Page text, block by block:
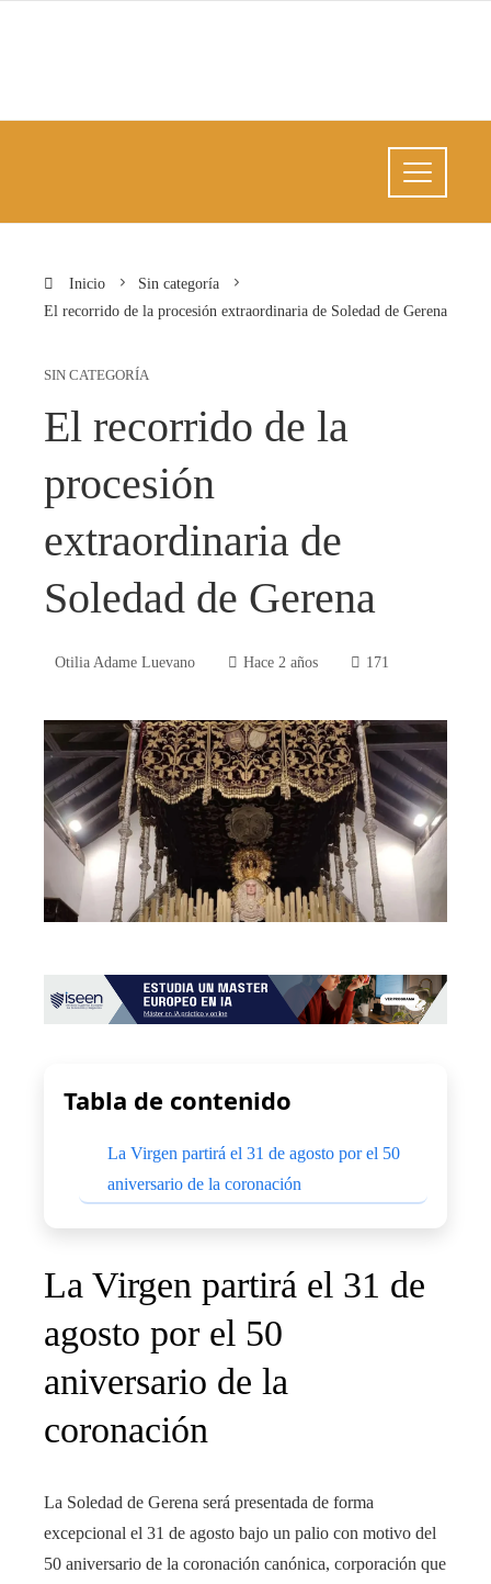
Inicio
Sin categoría
El recorrido de la procesión extraordinaria de Soledad de Gerena
SIN CATEGORÍA
El recorrido de la
procesión
extraordinaria de
Soledad de Gerena
Otilia Adame Luevano Hace 2 años 171
Tabla de contenido
La Virgen partirá el 31 de agosto por el 50
aniversario de la coronación
La Virgen partirá el 31 de
agosto por el 50
aniversario de la
coronación
La Soledad de Gerena será presentada de forma
excepcional el 31 de agosto bajo un palio con motivo del
50 aniversario de la coronación canónica, corporación que